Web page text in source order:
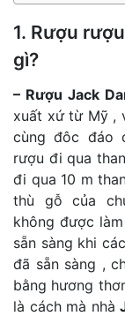
1. Rượu
gì?
– Rượu Jack
xuất xứ từ Mỹ ,
cùng đôc đáo
rượu đi qua
đi qua 10 m
thù gỗ của
không được
sẵn sàng khi
đã sẵn sàng ,
bằng hương
là cách mà nhà